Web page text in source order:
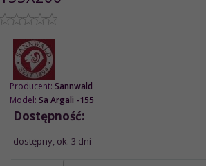
Producent: Sannwald
Model: Sa Argali -155
Dostępność:
dostępny, ok. 3 dni